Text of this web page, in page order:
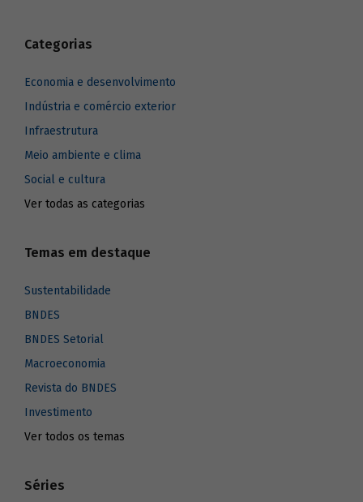
Categorias
Economia e desenvolvimento
Indústria e comércio exterior
Infraestrutura
Meio ambiente e clima
Social e cultura
Ver todas as categorias
Temas em destaque
Sustentabilidade
BNDES
BNDES Setorial
Macroeconomia
Revista do BNDES
Investimento
Ver todos os temas
Séries